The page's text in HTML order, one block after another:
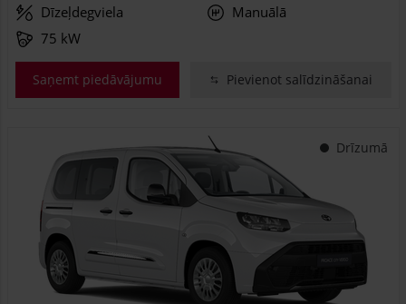
Dīzeļdegviela
Manuālā
75 kW
Saņemt piedāvājumu Pievienot salīdzināšanai
Drīzumā